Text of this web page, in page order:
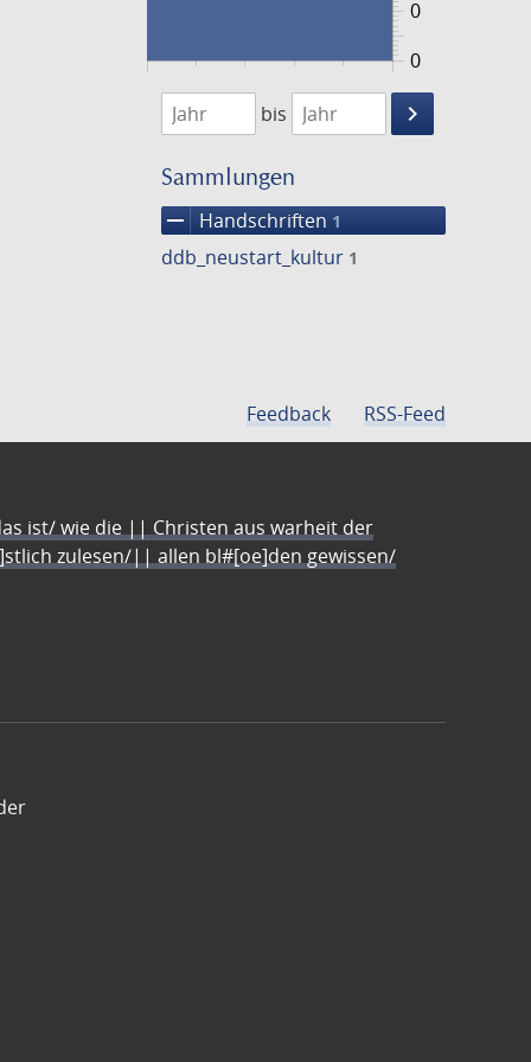
0
0
1474
1475
bis
keyboard_arrow_right
Suche
Sammlungen
remove Handschriften 1
ddb_neustart_kultur 1
Feedback RSS-Feed
ist/ wie die || Christen aus warheit der
zulesen/|| allen bl#[oe]den gewissen/